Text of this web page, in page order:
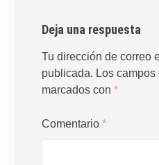
Deja una respuesta
Tu dirección de correo
publicada. Los
marcados con *
Comentario *